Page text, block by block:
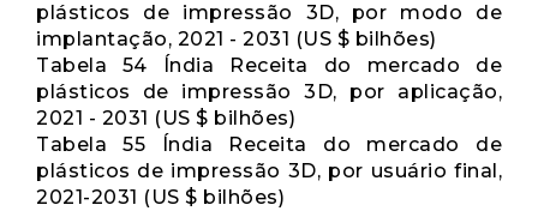
plásticos de impressão 3D, por modo de
implantação, 2021 - 2031 (US $ bilhões)
Tabela 54 Índia Receita do mercado de
plásticos de impressão 3D, por aplicação,
2021 - 2031 (US $ bilhões)
Tabela 55 Índia Receita do mercado de
plásticos de impressão 3D, por usuário final,
2021-2031 (US $ bilhões)